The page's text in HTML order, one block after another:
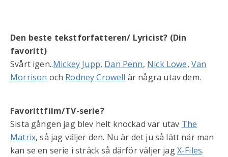
Den beste tekstforfatteren/ Lyricist? (Din
favoritt)
Svårt igen..Mickey Jupp, Dan Penn, Nick Lowe, Van
Morrison och Rodney Crowell är några utav dem.
Favorittfilm/TV-serie?
Sista gången jag blev helt knockad var utav The
Matrix, så jag väljer den. Nu är det ju så lätt när man
kan se en serie i sträck så därför väljer jagX-Files.